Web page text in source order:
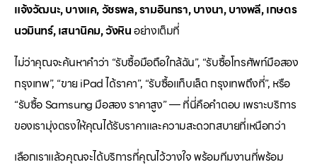
แจ้งวัฒนะ, บางแค, วัชรพล, รามอินทรา, บางนา, บางพลี, เกษตร
นวมินทร์, เสนานิคม, วังหินอย่างเต็มที่
ไม่ว่าคุณจะค้นหาคำว่า “รับซื้อมือถือใกล้ฉัน”, “รับซื้อโทรศัพท์มือสอง
กรุงเทพ”, “ขาย iPad ได้ราคา”, “รับซื้อแท็บเล็ต กรุงเทพถึงที่”, หรือ
“รับซื้อ Samsung มือสอง ราคาสูง” — ที่นี่คือคำตอบ เพราะบริการ
ของเรามุ่งตรงให้คุณได้รับราคาและความสะดวกสบายที่เหนือกว่า
เลือกเราแล้วคุณจะได้บริการที่คุณไว้วางใจ พร้อมทีมงานที่พร้อม